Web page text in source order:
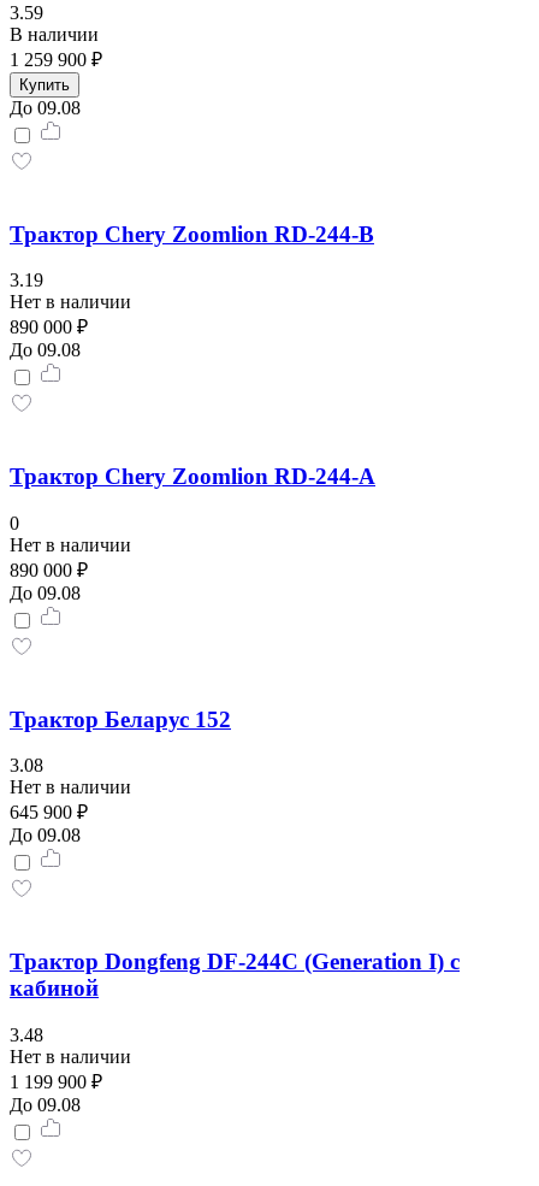
3.59
В наличии
1 259 900 ₽
Купить
До 09.08
Трактор Chery Zoomlion RD-244-B
3.19
Нет в наличии
890 000 ₽
До 09.08
Трактор Chery Zoomlion RD-244-A
0
Нет в наличии
890 000 ₽
До 09.08
Трактор Беларус 152
3.08
Нет в наличии
645 900 ₽
До 09.08
Трактор Dongfeng DF-244С (Generation I) с
кабиной
3.48
Нет в наличии
1 199 900 ₽
До 09.08